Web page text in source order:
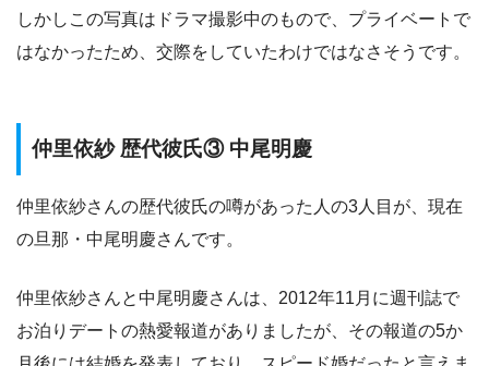
しかしこの写真はドラマ撮影中のもので、プライベートで
はなかったため、交際をしていたわけではなさそうです。
仲里依紗 歴代彼氏③ 中尾明慶
仲里依紗さんの歴代彼氏の噂があった人の3人目が、現在
の旦那・中尾明慶さんです。
仲里依紗さんと中尾明慶さんは、2012年11月に週刊誌で
お泊りデートの熱愛報道がありましたが、その報道の5か